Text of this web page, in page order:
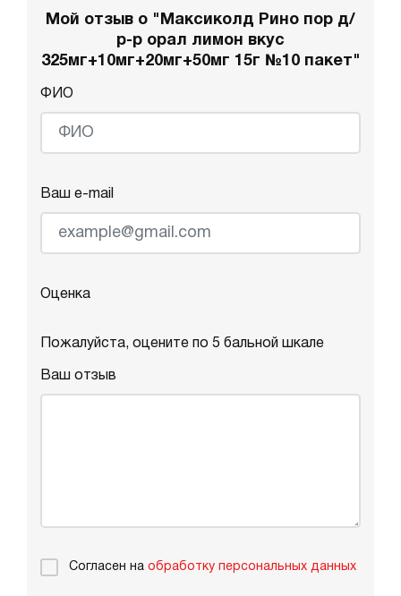
Мой отзыв о "Максиколд Рино пор д/
р-р орал лимон вкус
325мг+10мг+20мг+50мг 15г №10 пакет"
ФИО
Ваш e-mail
Оценка
Пожалуйста, оцените по 5 бальной шкале
Ваш отзыв
Согласен на обработку персональных данных